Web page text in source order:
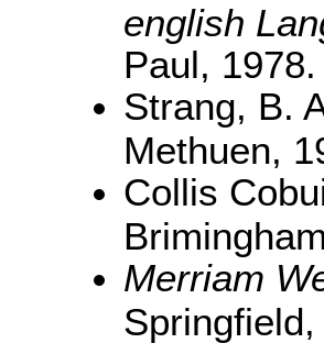
english
Paul, 1978.
Strang, B.
Methuen,
Collis
Merriam